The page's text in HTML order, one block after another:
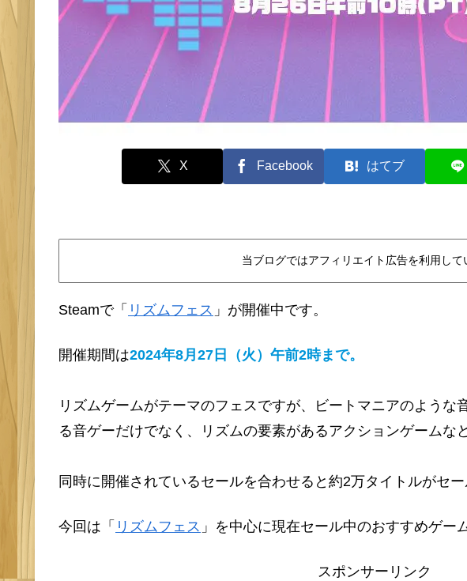
X Facebook はてブ
当ブログではアフィリエイト広告を利用して
Steamで「 リズムフェス 」が開催中です。
開催期間は2024年8月27日（火）午前2時まで。
リズムゲームがテーマのフェスですが、ビートマニアのような
る音ゲーだけでなく、リズムの要素があるアクションゲームな
同時に開催されているセールを合わせると約2万タイトルがセー
今回は「 リズムフェス 」を中心に現在セール中のおすすめゲー
スポンサーリンク